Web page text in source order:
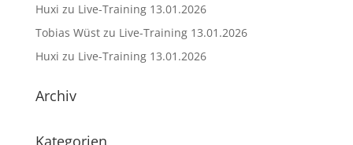
Huxi zu Live-Training 13.01.2026
Tobias Wüstzu Live-Training 13.01.2026
Huxi zu Live-Training 13.01.2026
Archiv
Kategorien